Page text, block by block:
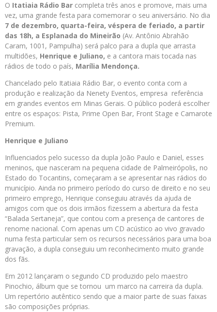
O Itatiaia Rádio Bar completa três anos e promove, mais uma
vez, uma grande festa para comemorar o seu aniversário. No dia
7 de dezembro, quarta-feira, véspera de feriado, a partir
das 18h, a Esplanada do Mineirão (Av. Antônio Abrahão
Caram, 1001, Pampulha) será palco para a dupla que arrasta
multidões, Henrique e Juliano, e a cantora mais tocada nas
rádios de todo o país, Marília Mendonça.
Chancelado pelo Itatiaia Rádio Bar, o evento conta com a
produção e realização da Nenety Eventos, empresa referência
em grandes eventos em Minas Gerais. O público poderá escolher
entre os espaços: Pista, Prime Open Bar, Front Stage e Camarote
Premium.
Henrique e Juliano
Influenciados pelo sucesso da dupla João Paulo e Daniel, esses
meninos, que nasceram na pequena cidade de Palmeirópolis, no
Estado do Tocantins, começaram a se apresentar nas rádios do
município. Ainda no primeiro período do curso de direito e no seu
primeiro emprego, Henrique conseguiu através da ajuda de
amigos com que os dois irmãos fizessem a abertura da festa
“Balada Sertaneja”, que contou com a presença de cantores de
renome nacional. Com apenas um CD acústico ao vivo gravado
numa festa particular sem os recursos necessários para uma boa
gravação, a dupla conseguiu um reconhecimento muito grande
dos fãs.
Em 2012 lançaram o segundo CD produzido pelo maestro
Pinochio, álbum que se tornou um marco na carreira da dupla.
Um repertório autêntico sendo que a maior parte de suas faixas
são composições próprias.